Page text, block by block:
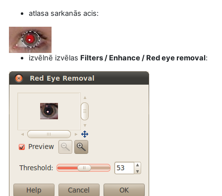
atlasa sarkanās acis:
izvēlnē izvēlas Filters / Enhance / Red eye removal: